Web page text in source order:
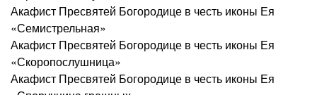
Акафист Пресвятей Богородице в честь иконы Ея
«Семистрельная»
Акафист Пресвятей Богородице в честь иконы Ея
«Скоропослушница»
Акафист Пресвятей Богородице в честь иконы Ея